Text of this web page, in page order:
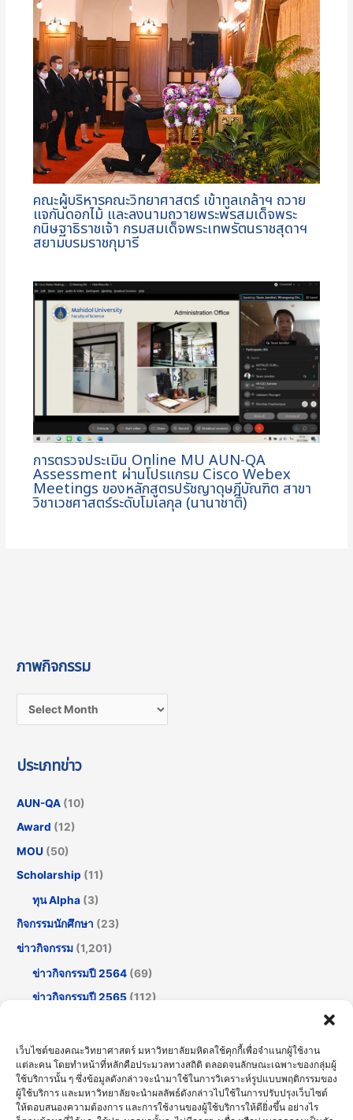
เว็บไซต์ของคณะวิทยาศาสตร์ มหาวิทยาลัยมหิดลใช้คุกกี้เพื่อจำแนกผู้ใช้งาน
แต่ละคน โดยทำหน้าที่หลักคือประมวลทางสถิติ ตลอดจนลักษณะเฉพาะของกลุ่มผู้
ใช้บริการนั้น ๆ ซึ่งข้อมูลดังกล่าวจะนำมาใช้ในการวิเคราะห์รูปแบบพฤติกรรมของ
ผู้ใช้บริการ และมหาวิทยาลัยจะนำผลลัพธ์ดังกล่าวไปใช้ในการปรับปรุงเว็บไซต์
ให้ตอบสนองความต้องการ และการใช้งานของผู้ใช้บริการให้ดียิ่งขึ้น อย่างไร
คณะผู้บริหารคณะวิทยาศาสตร์ เข้าทูลเกล้าฯ ถวาย
แจกันดอกไม้ และลงนามถวายพระพรสมเด็จพระ
กนิษฐาธิราชเจ้า กรมสมเด็จพระเทพรัตนราชสุดาฯ
สยามบรมราชกุมารี
การตรวจประเมิน Online MU AUN-QA
Assessment ผ่านโปรแกรม Cisco Webex
Meetings ของหลักสูตรปรัชญาดุษฎีบัณฑิต สาขา
วิชาเวชศาสตร์ระดับโมเลกุล (นานาชาติ)
ภาพกิจกรรม
ประเภทข่าว
AUN-QA (10)
Award (12)
MOU (50)
Scholarship (11)
ทุน Alpha (3)
กิจกรรมนักศึกษา (23)
ข่าวกิจกรรม (1,201)
ข่าวกิจกรรมปี 2564 (69)
ข่าวกิจกรรมปี 2565 (112)
ข่าวกิจกรรมปี 2567
(252)
ข่าวกิจกรรมปี 2568(355)
ข่าวกิจกรรมปี 2569(191)
ข่าวทั่วไป(716)